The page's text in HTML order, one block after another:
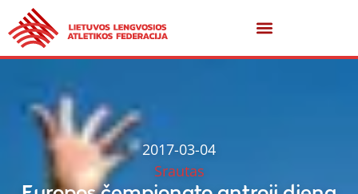
2017-03-04
Srautas